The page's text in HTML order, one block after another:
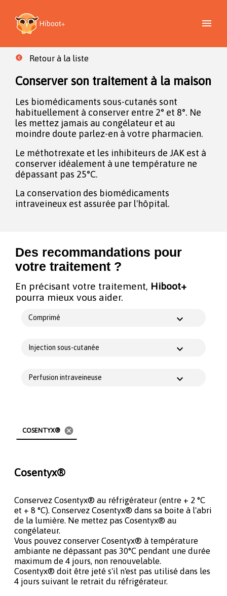
Retour à la liste
Conserver son traitement à la maison
Les biomédicaments sous-cutanés sont
habituellement à conserver entre 2° et 8°. Ne
les mettez jamais au congélateur et au
moindre doute parlez-en à votre pharmacien.
Le méthotrexate et les inhibiteurs de JAK est à
conserver idéalement à une température ne
dépassant pas 25°C.
La conservation des biomédicaments
intraveineux est assurée par l'hôpital.
Des recommandations pour
votre traitement ?
En précisant votre traitement, Hiboot+
pourra mieux vous aider.
Comprimé
Injection sous-cutanée
Perfusion intraveineuse
COSENTYX® cancel
Cosentyx®
Conservez Cosentyx® au réfrigérateur (entre + 2 °C
et + 8 °C). Conservez Cosentyx® dans sa boite à l'abri
de la lumière. Ne mettez pas Cosentyx® au
congélateur.
Vous pouvez conserver Cosentyx® à température
ambiante ne dépassant pas 30°C pendant une durée
maximum de 4 jours, non renouvelable.
Cosentyx® doit être jeté s'il n'est pas utilisé dans les
4 jours suivant le retrait du réfrigérateur.